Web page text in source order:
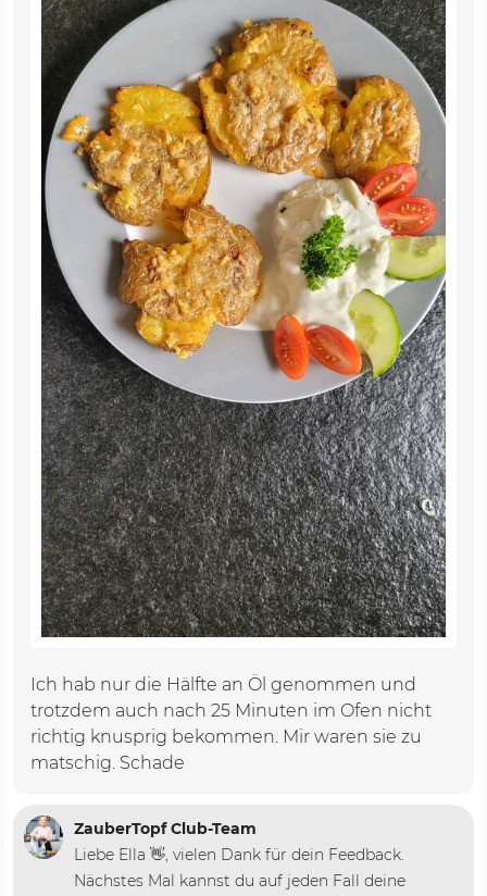
Ich hab nur die Hälfte an Öl genommen und
trotzdem auch nach 25 Minuten im Ofen nicht
richtig knusprig bekommen. Mir waren sie zu
matschig. Schade
ZauberTopf Club-Team
Liebe Ella 👋, vielen Dank für dein Feedback.
Nächstes Mal kannst du auf jeden Fall deine